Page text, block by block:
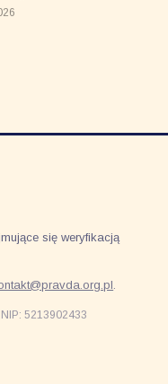
się weryfikacją
.
5213902433